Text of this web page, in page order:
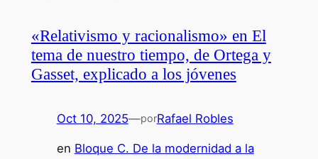
«Relativismo y racionalismo» en El
tema de nuestro tiempo, de Ortega y
Gasset, explicado a los jóvenes
Oct 10, 2025—porRafael Robles
en Bloque C. De la modernidad a la